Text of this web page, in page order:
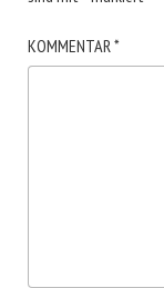
KOMMENTAR*